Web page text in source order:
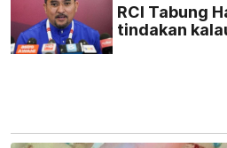
RCI Tabung
tindakan